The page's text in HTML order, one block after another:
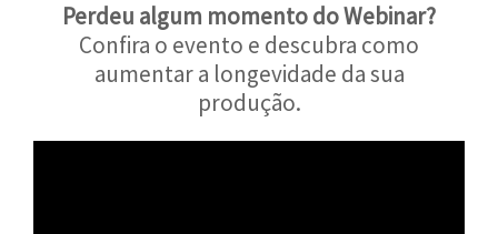
Perdeu algum momento do Webinar?
Confira o evento e descubra como
aumentar a longevidade da sua
produção.